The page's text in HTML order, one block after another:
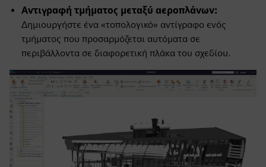
Αντιγραφή τμήματος μεταξύ αεροπλάνων:
Δημιουργήστε ένα «τοπολογικό» αντίγραφο ενός
τμήματος που προσαρμόζεται αυτόματα σε
περιβάλλοντα σε διαφορετική πλάκα του σχεδίου.